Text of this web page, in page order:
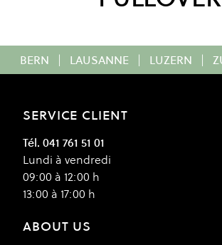
BERN | LAUSANNE | LUZERN |
SERVICE CLIENT
Tél. 041 761 51 01
Lundi à vendredi
09:00 à 12:00 h
13:00 à 17:00 h
ABOUT US